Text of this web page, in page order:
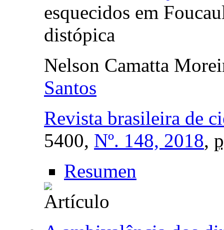
esquecidos em
distópica
Nelson Camatta
Santos
Revista brasileira de
5400, Nº. 148, 2018,
Resumen